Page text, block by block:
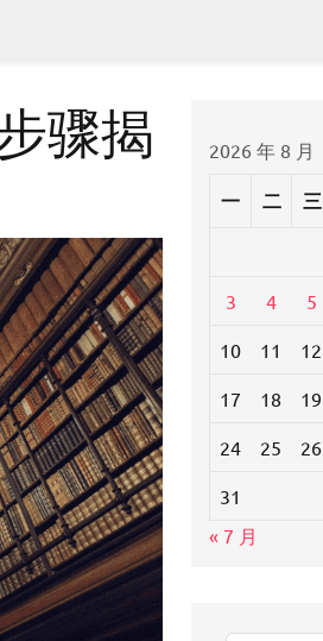
骤揭
2026 年 8 月
一 二 三
3 4 5
10 11 12
17 18 19
24 25 26
31
« 7 月